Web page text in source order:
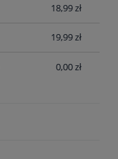
18,99 zł
19,99 zł
0,00 zł